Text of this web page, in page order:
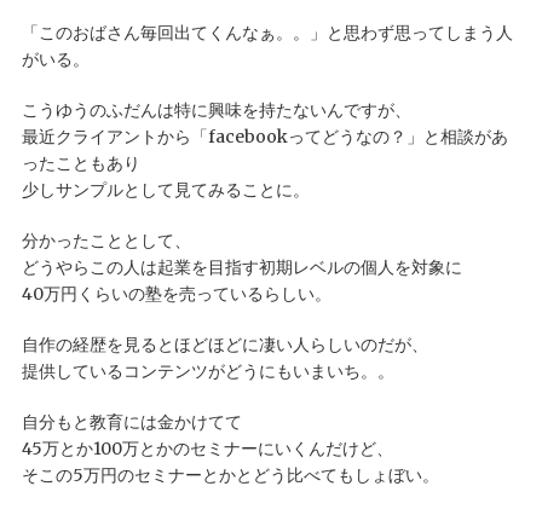
「このおばさん毎回出てくんなぁ。。」と思わず思ってしまう人
がいる。
こうゆうのふだんは特に興味を持たないんですが、
最近クライアントから「facebookってどうなの？」と相談があ
ったこともあり
少しサンプルとして見てみることに。
分かったこととして、
どうやらこの人は起業を目指す初期レベルの個人を対象に
40万円くらいの塾を売っているらしい。
自作の経歴を見るとほどほどに凄い人らしいのだが、
提供しているコンテンツがどうにもいまいち。。
自分もと教育には金かけてて
45万とか100万とかのセミナーにいくんだけど、
そこの5万円のセミナーとかとどう比べてもしょぼい。